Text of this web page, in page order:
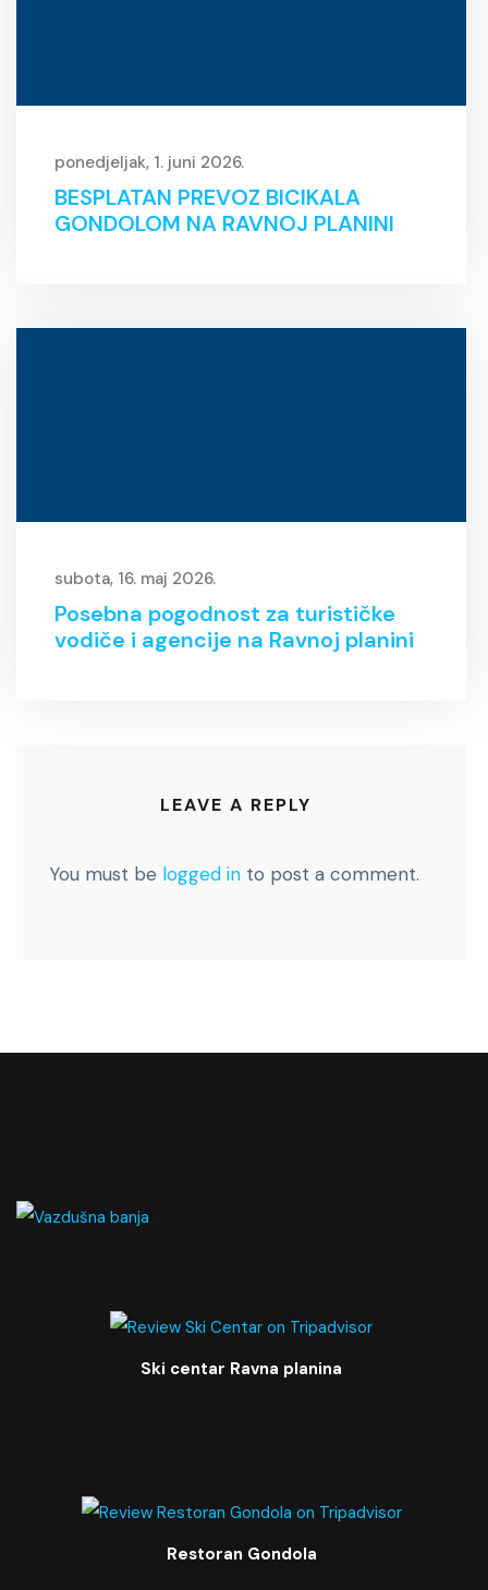
ponedjeljak, 1. juni 2026.
BESPLATAN PREVOZ BICIKALA
GONDOLOM NA RAVNOJ PLANINI
subota, 16. maj 2026.
Posebna pogodnost za turističke
vodiče i agencije na Ravnoj planini
LEAVE A REPLY
You must be logged in to post a comment.
Ski centar Ravna planina
Restoran Gondola